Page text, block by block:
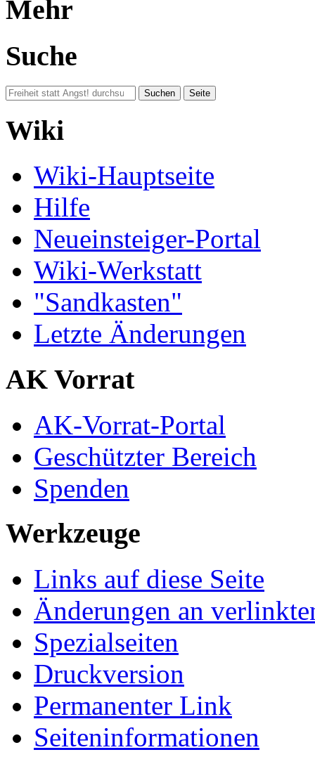
Mehr
Suche
Wiki
Wiki-Hauptseite
Hilfe
Neueinsteiger-Portal
Wiki-Werkstatt
"Sandkasten"
Letzte Änderungen
AK Vorrat
AK-Vorrat-Portal
Geschützter Bereich
Spenden
Werkzeuge
Links auf diese Seite
Änderungen an
Spezialseiten
Druckversion
Permanenter Link
Seiten­­informationen